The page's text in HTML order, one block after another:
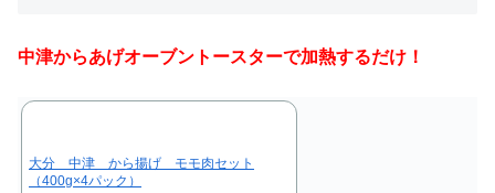
中津からあげオーブントースターで加熱するだけ！
大分 中津 から揚げ モモ肉セット
（400g×4パック）